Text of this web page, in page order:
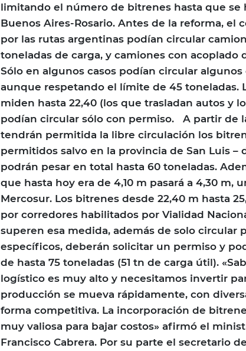
limitando el número de bitrenes hasta que se
Buenos Aires-Rosario. Antes de la reforma, el
por las rutas argentinas podían circular
toneladas de carga, y camiones con acoplado
Sólo en algunos casos podían circular algunos
aunque respetando el límite de 45 toneladas.
miden hasta 22,40 (los que trasladan autos y
podían circular sólo con permiso. A partir de
tendrán permitida la libre circulación los
permitidos salvo en la provincia de San Luis –
podrán pesar en total hasta 60 toneladas.
que hasta hoy era de 4,10 m pasará a 4,30 m,
Mercosur. Los bitrenes desde 22,40 m hasta
por corredores habilitados por Vialidad
superen esa medida, además de solo circular
específicos, deberán solicitar un permiso y
de hasta 75 toneladas (51 tn de carga útil).
logístico es muy alto y necesitamos invertir
producción se mueva rápidamente, con
forma competitiva. La incorporación de
muy valiosa para bajar costos» afirmó el
Francisco Cabrera. Por su parte el secretario